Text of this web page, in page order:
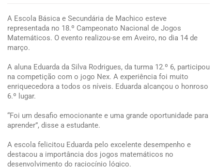
A Escola Básica e Secundária de Machico esteve
representada no 18.º Campeonato Nacional de Jogos
Matemáticos. O evento realizou-se em Aveiro, no dia 14 de
março.
A aluna Eduarda da Silva Rodrigues, da turma 12.º 6, participou
na competição com o jogo Nex. A experiência foi muito
enriquecedora a todos os níveis. Eduarda alcançou o honroso
6.º lugar.
“Foi um desafio emocionante e uma grande oportunidade para
aprender”, disse a estudante.
A escola felicitou Eduarda pelo excelente desempenho e
destacou a importância dos jogos matemáticos no
desenvolvimento do raciocínio lógico.